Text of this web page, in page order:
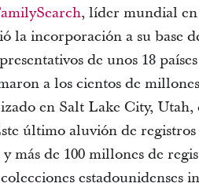
, líder mundial
la incorporación a su base
de unos 18
a los cientos de
en Salt Lake City,
último aluvión de
más de 100 millones de
estadounidenses